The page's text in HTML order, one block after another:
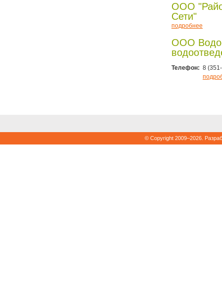
ООО
Сети"
подробнее
ООО
Телефон: 8
© Copyright 2009–2026.